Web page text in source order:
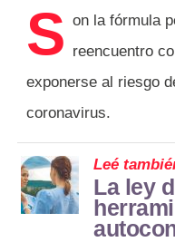
S on la fórmula
reencuentro
exponerse al riesgo
coronavirus.
Leé
La ley